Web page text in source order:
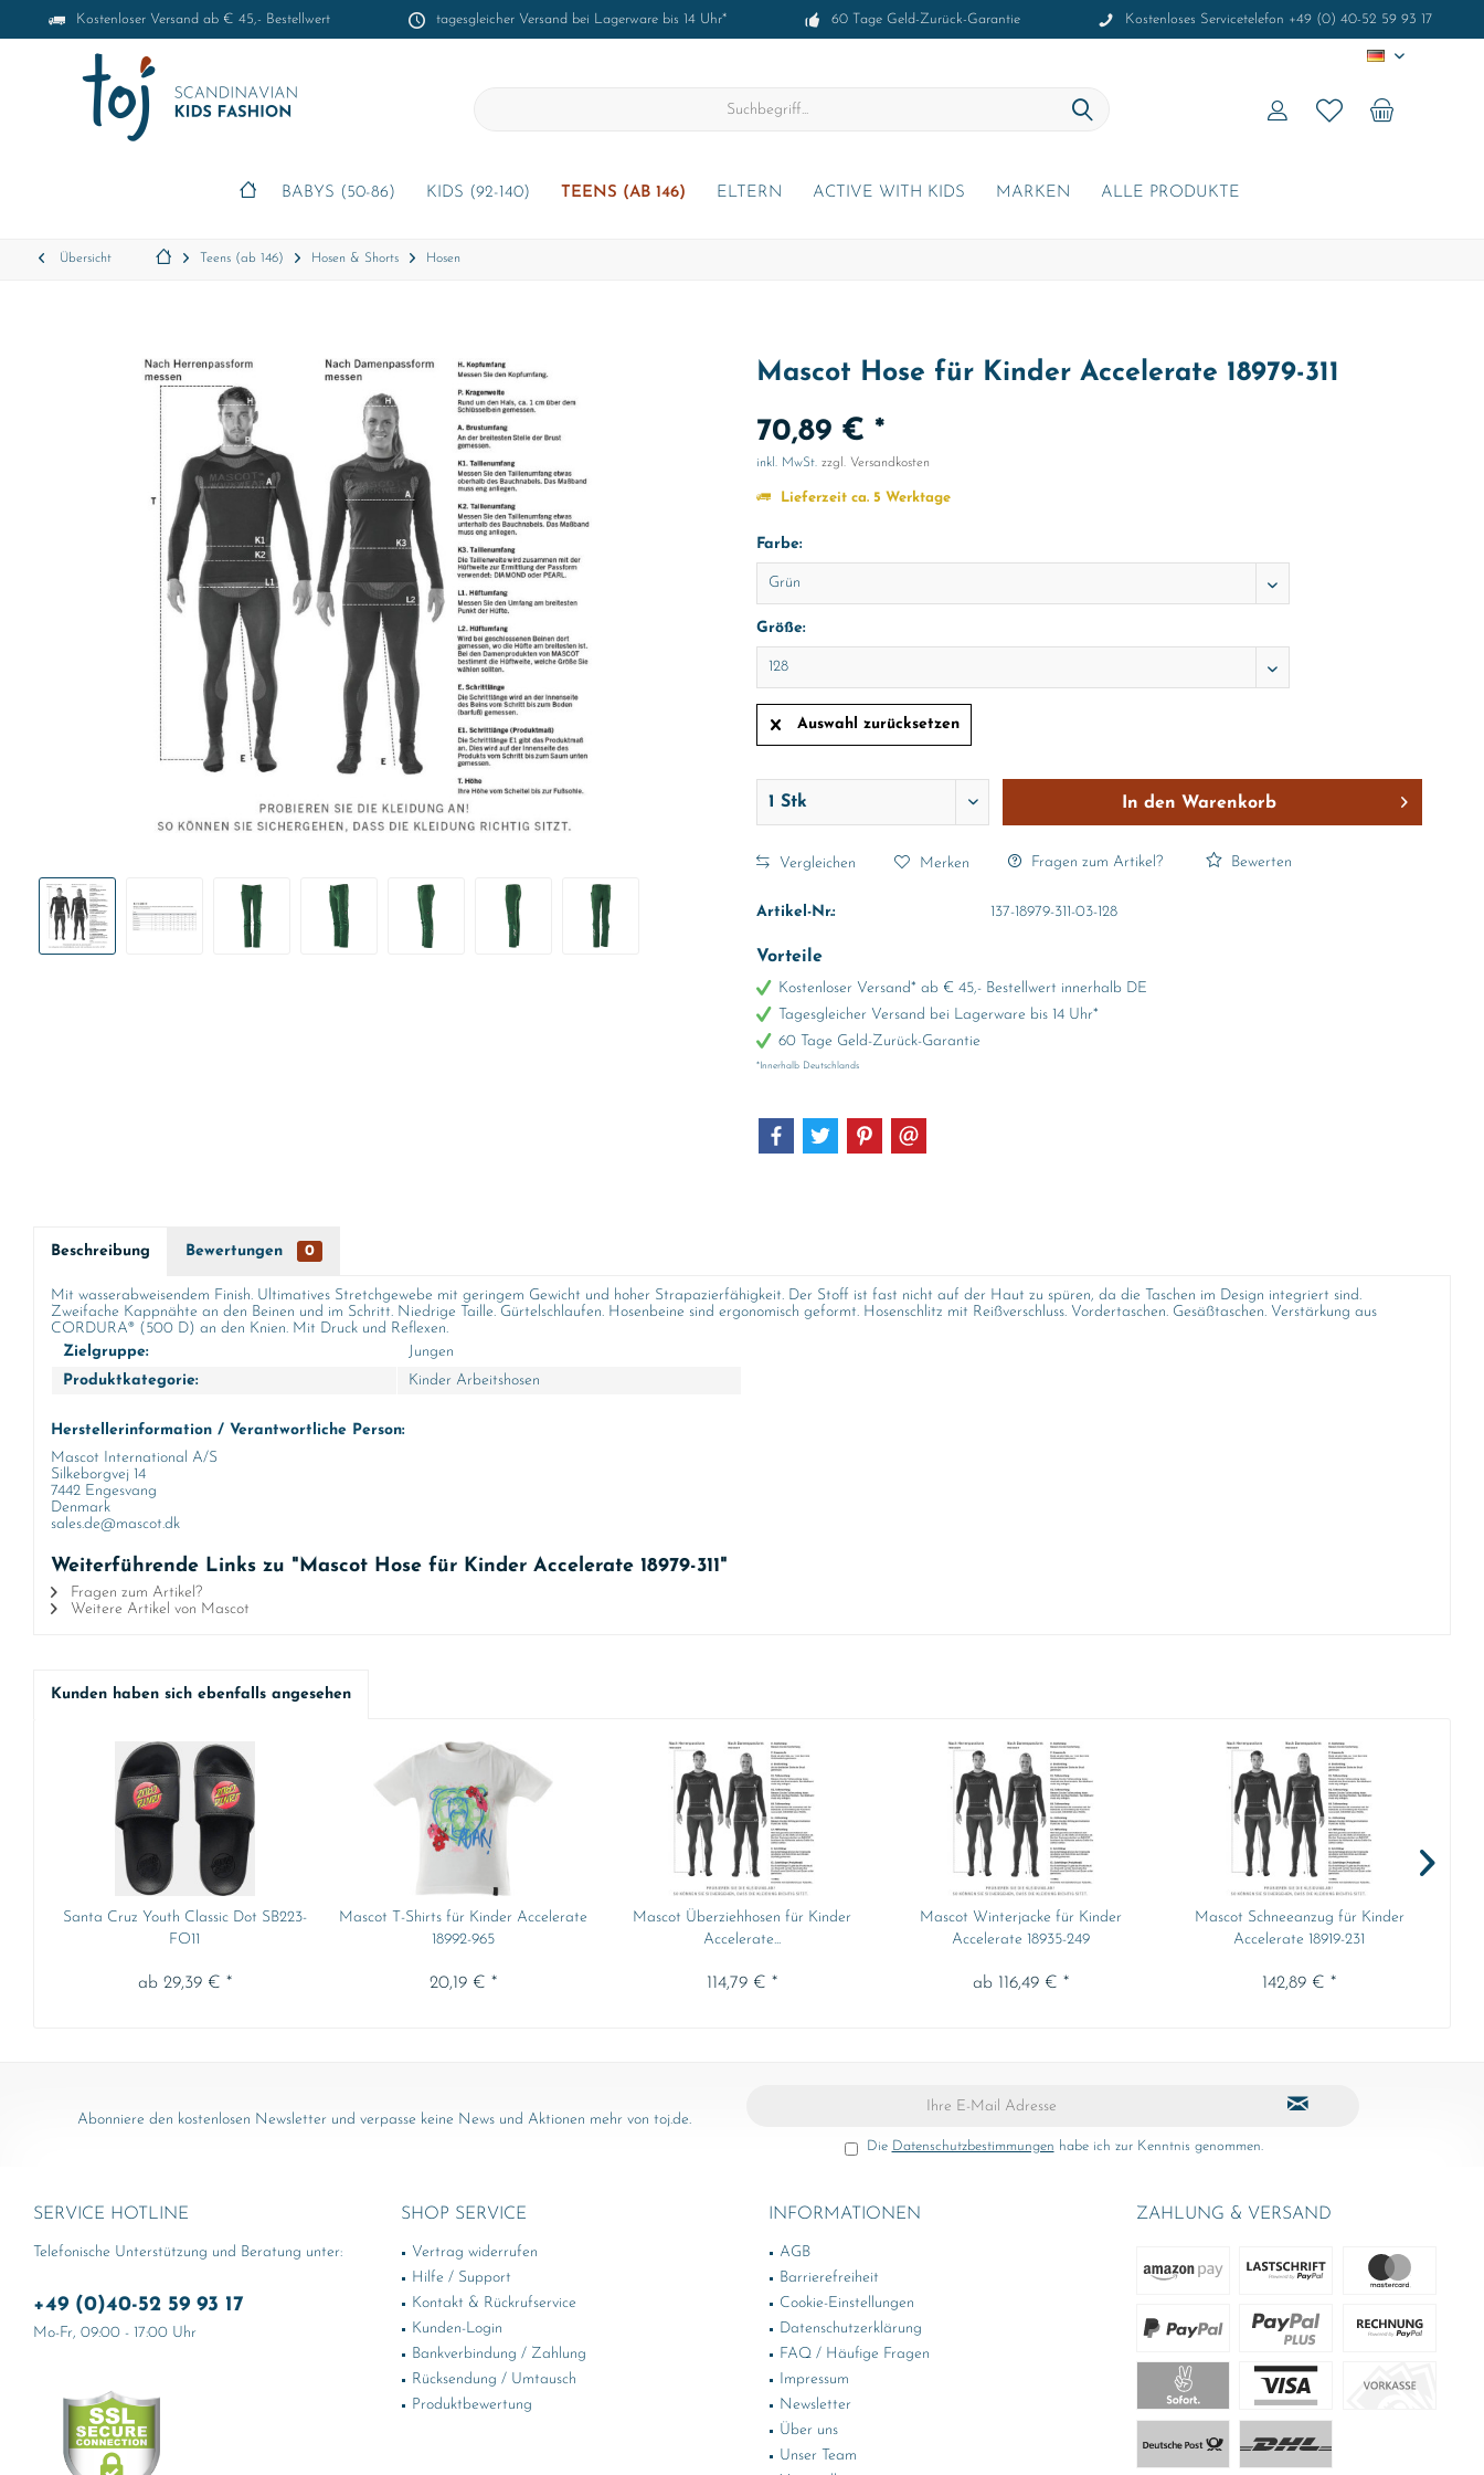
Kostenloser Versand ab € 45,- Bestellwert tagesgleicher Versand bei Lagerware bis 14 Uhr* 60 Tage Geld-Zurück-Garantie Kostenloses Servicetelefon +49 (0) 40-52 59 93 17
DE
BABYS (50-86) KIDS (92-140) TEENS (AB 146) ELTERN ACTIVE WITH KIDS MARKEN ALLE PRODUKTE
Übersicht Teens (ab 146) Hosen & Shorts Hosen
Mascot Hose für Kinder Accelerate 18979-311
70,89 € *
inkl. MwSt. zzgl. Versandkosten
Lieferzeit ca. 5 Werktage
Farbe:
Größe:
Auswahl zurücksetzen
In den Warenkorb
Vergleichen Merken Fragen zum Artikel? Bewerten
Artikel-Nr.: 137-18979-311-03-128
Vorteile
Kostenloser Versand* ab € 45,- Bestellwert innerhalb DE
Tagesgleicher Versand bei Lagerware bis 14 Uhr*
60 Tage Geld-Zurück-Garantie
*Innerhalb Deutschlands
Beschreibung Bewertungen 0
Mit wasserabweisendem Finish. Ultimatives Stretchgewebe mit geringem Gewicht und hoher Strapazierfähigkeit. Der Stoff ist fast nicht auf der Haut zu spüren, da die Taschen im Design integriert sind.
Zweifache Kappnähte an den Beinen und im Schritt. Niedrige Taille. Gürtelschlaufen. Hosenbeine sind ergonomisch geformt. Hosenschlitz mit Reißverschluss. Vordertaschen. Gesäßtaschen. Verstärkung aus
CORDURA® (500 D) an den Knien. Mit Druck und Reflexen.
Zielgruppe:
Jungen
Produktkategorie:
Kinder Arbeitshosen
Herstellerinformation / Verantwortliche Person:
Mascot International A/S
Silkeborgvej 14
7442 Engesvang
Denmark
sales.de@mascot.dk
Weiterführende Links zu "Mascot Hose für Kinder Accelerate 18979-311"
Fragen zum Artikel?
Weitere Artikel von Mascot
Kunden haben sich ebenfalls angesehen
Santa Cruz Youth Classic Dot SB223-
FO11
ab 29,39 € *
Mascot T-Shirts für Kinder Accelerate
18992-965
20,19 € *
Mascot Überziehhosen für Kinder
Accelerate...
114,79 € *
Mascot Winterjacke für Kinder
Accelerate 18935-249
ab 116,49 € *
Mascot Schneeanzug für Kinder
Accelerate 18919-231
142,89 € *
Abonniere den kostenlosen Newsletter und verpasse keine News und Aktionen mehr von toj.de.
Die Datenschutzbestimmungen habe ich zur Kenntnis genommen.
SERVICE HOTLINE
Telefonische Unterstützung und Beratung unter:
+49 (0)40-52 59 93 17
Mo-Fr, 09:00 - 17:00 Uhr
SHOP SERVICE
Vertrag widerrufen
Hilfe / Support
Kontakt & Rückrufservice
Kunden-Login
Bankverbindung / Zahlung
Rücksendung / Umtausch
Produktbewertung
INFORMATIONEN
AGB
Barrierefreiheit
Cookie-Einstellungen
Datenschutzerklärung
FAQ / Häufige Fragen
Impressum
Newsletter
Über uns
Unser Team
ZAHLUNG & VERSAND